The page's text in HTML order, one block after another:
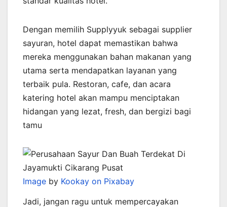
Dengan memilih Supplyyuk sebagai supplier
sayuran, hotel dapat memastikan bahwa
mereka menggunakan bahan makanan yang
utama serta mendapatkan layanan yang
terbaik pula. Restoran, cafe, dan acara
katering hotel akan mampu menciptakan
hidangan yang lezat, fresh, dan bergizi bagi
tamu
Image by Kookay on Pixabay
Jadi, jangan ragu untuk mempercayakan